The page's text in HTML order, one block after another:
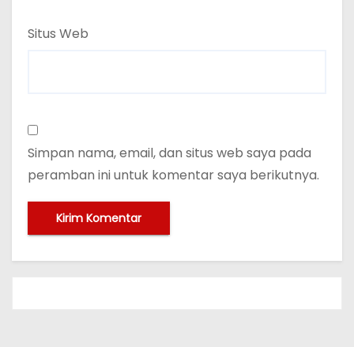
Situs Web
Simpan nama, email, dan situs web saya pada
peramban ini untuk komentar saya berikutnya.